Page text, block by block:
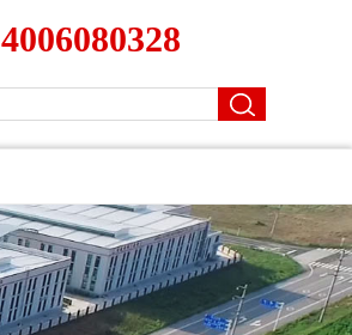
4006080328